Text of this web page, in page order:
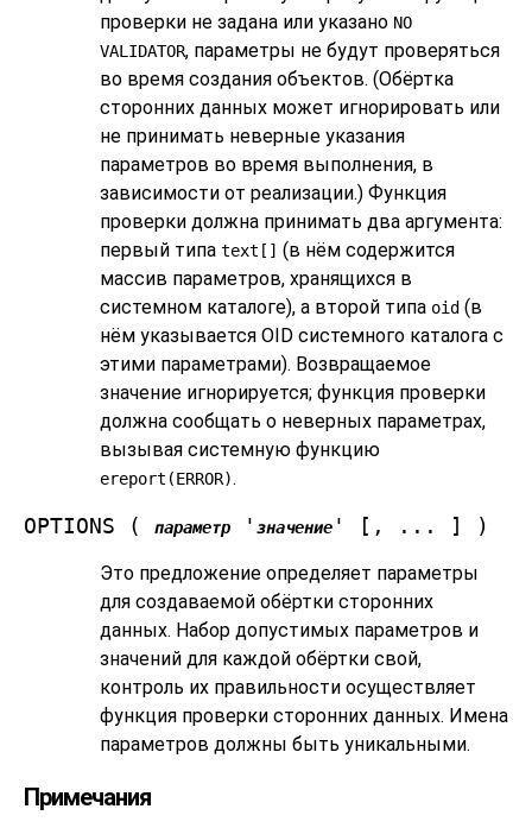
проверки не задана или указано NO
VALIDATOR, параметры не будут проверяться
во время создания объектов. (Обёртка
сторонних данных может игнорировать или
не принимать неверные указания
параметров во время выполнения, в
зависимости от реализации.) Функция
проверки должна принимать два аргумента:
первый типа text[] (в нём содержится
массив параметров, хранящихся в
системном каталоге), а второй типа oid (в
нём указывается OID системного каталога с
этими параметрами). Возвращаемое
значение игнорируется; функция проверки
должна сообщать о неверных параметрах,
вызывая системную функцию
ereport(ERROR).
OPTIONS ( параметр ' значение ' [, ... ] )
Это предложение определяет параметры
для создаваемой обёртки сторонних
данных. Набор допустимых параметров и
значений для каждой обёртки свой,
контроль их правильности осуществляет
функция проверки сторонних данных. Имена
параметров должны быть уникальными.
Примечания